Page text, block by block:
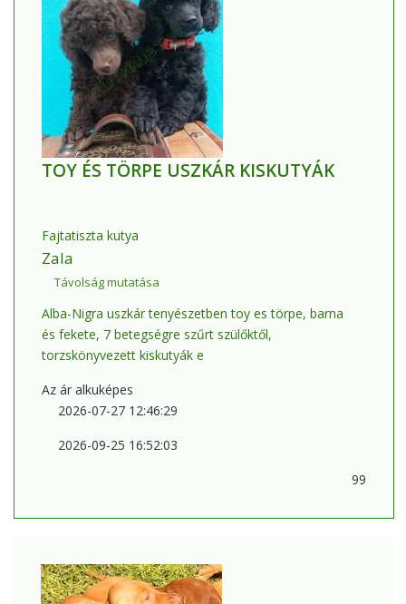
TOY ÉS TÖRPE USZKÁR KISKUTYÁK
Fajtatiszta kutya
Zala
Távolság mutatása
Alba-Nigra uszkár tenyészetben toy es törpe, barna
és fekete, 7 betegségre szűrt szülőktől,
torzskönyvezett kiskutyák e
Az ár alkuképes
2026-07-27 12:46:29
2026-09-25 16:52:03
99